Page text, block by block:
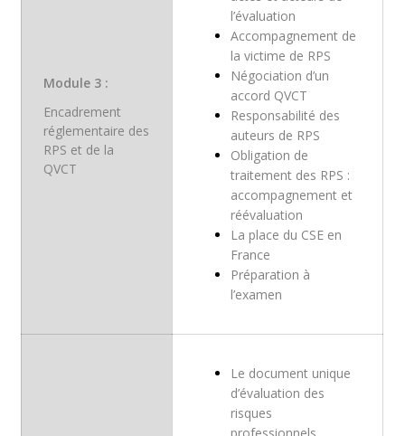
Module 3 :
Encadrement
réglementaire des
RPS et de la
QVCT
l’évaluation
Accompagnement de
la victime de RPS
Négociation d’un
accord QVCT
Responsabilité des
auteurs de RPS
Obligation de
traitement des RPS :
accompagnement et
réévaluation
La place du CSE en
France
Préparation à
l’examen
Le document unique
d’évaluation des
risques